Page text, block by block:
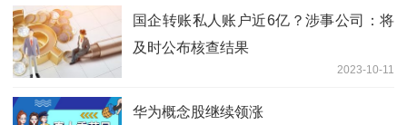
国企转账私人账户近6亿？涉事公司：将
及时公布核查结果
2023-10-11
华为概念股继续领涨